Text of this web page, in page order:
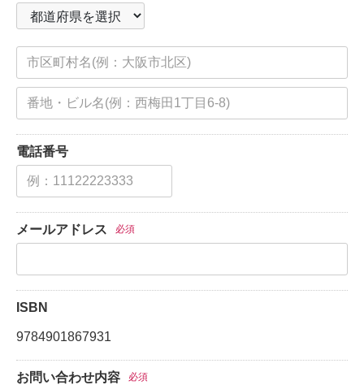
電話番号
メールアドレス 必須
ISBN
9784901867931
お問い合わせ内容 必須